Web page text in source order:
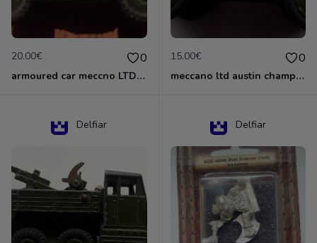
20.00€ 0
armoured car meccno LTD N°670
15.00€ 0
meccano ltd austin champ N°674
Delfiar Delfiar